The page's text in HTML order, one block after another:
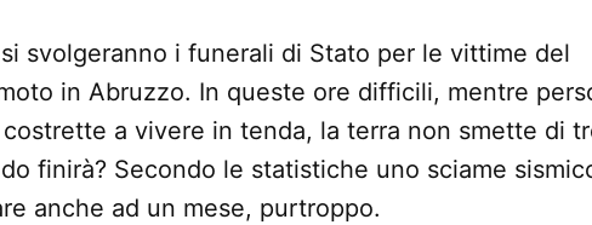
svolgeranno i funerali di Stato per le vittime del
in Abruzzo. In queste ore difficili, mentre
a vivere in tenda, la terra non smette di
finirà? Secondo le statistiche uno sciame
anche ad un mese, purtroppo.